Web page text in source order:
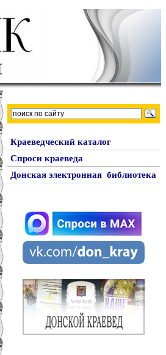
Краеведческий каталог
Спроси краеведа
Донская электронная библиотека